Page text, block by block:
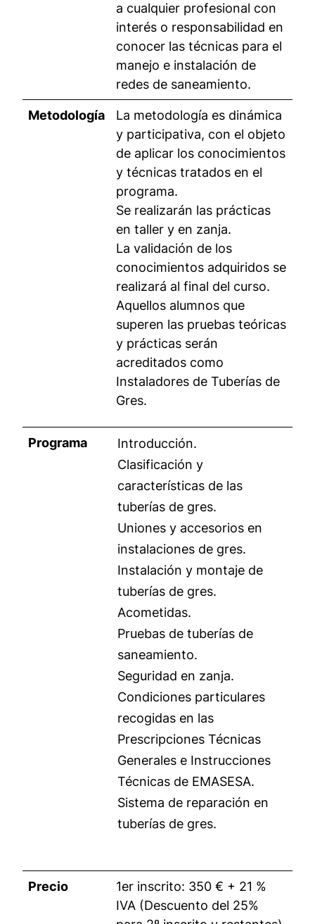
a cualquier profesional con
interés o responsabilidad en
conocer las técnicas para el
manejo e instalación de
redes de saneamiento.
Metodología
La metodología es dinámica
y participativa, con el objeto
de aplicar los conocimientos
y técnicas tratados en el
programa.
Se realizarán las prácticas
en taller y en zanja.
La validación de los
conocimientos adquiridos se
realizará al final del curso.
Aquellos alumnos que
superen las pruebas teóricas
y prácticas serán
acreditados como
Instaladores de Tuberías de
Gres.
Programa
Introducción.
Clasificación y
características de las
tuberías de gres.
Uniones y accesorios en
instalaciones de gres.
Instalación y montaje de
tuberías de gres.
Acometidas.
Pruebas de tuberías de
saneamiento.
Seguridad en zanja.
Condiciones particulares
recogidas en las
Prescripciones Técnicas
Generales e Instrucciones
Técnicas de EMASESA.
Sistema de reparación en
tuberías de gres.
Precio
1er inscrito: 350 € + 21 %
IVA (Descuento del 25%